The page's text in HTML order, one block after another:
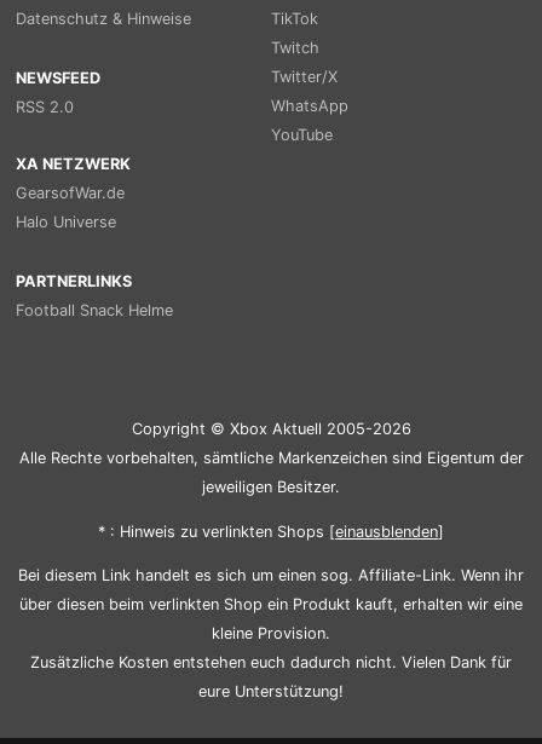
Datenschutz & Hinweise
NEWSFEED
RSS 2.0
TikTok
Twitch
Twitter/X
WhatsApp
YouTube
XA NETZWERK
GearsofWar.de
Halo Universe
PARTNERLINKS
Football Snack Helme
Copyright © Xbox Aktuell 2005-2026
Alle Rechte vorbehalten, sämtliche Markenzeichen sind Eigentum der
jeweiligen Besitzer.
* : Hinweis zu verlinkten Shops [einausblenden]
Bei diesem Link handelt es sich um einen sog. Affiliate-Link. Wenn ihr
über diesen beim verlinkten Shop ein Produkt kauft, erhalten wir eine
kleine Provision.
Zusätzliche Kosten entstehen euch dadurch nicht. Vielen Dank für
eure Unterstützung!